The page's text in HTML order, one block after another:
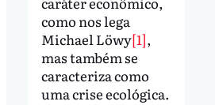
como nos lega
Michael Löwy[1],
mas também se
caracteriza como
uma crise ecológica.